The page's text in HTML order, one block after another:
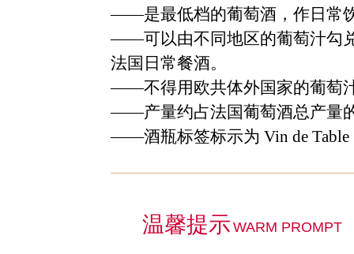
——是最低档的葡萄酒，作日常
——可以由不同地区的葡萄汁勾
法国日常餐酒。
——不得用欧共体外国家的葡萄
——产量约占法国葡萄酒总产量
——酒瓶标签标示为 Vin de Table
温馨提示 WARM PROMPT